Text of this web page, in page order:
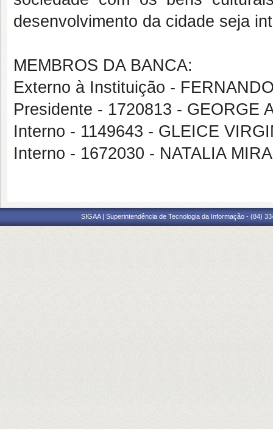
desenvolvimento da cidade seja
MEMBROS DA BANCA:
Externo à Instituição -
Presidente - 1720813 - GEORGE
Interno - 1149643 - GLEICE
Interno - 1672030 - NATALIA
SIGAA | Superintendência de Tecnologia da Informação - (84)